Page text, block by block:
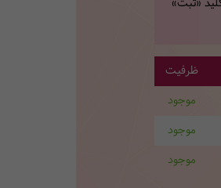
ظرفیت
موجود
موجود
موجود